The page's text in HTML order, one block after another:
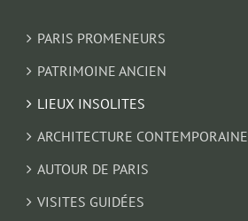
PARIS PROMENEURS
PATRIMOINE ANCIEN
LIEUX INSOLITES
ARCHITECTURE CONTEMPORAINE
AUTOUR DE PARIS
VISITES GUIDÉES